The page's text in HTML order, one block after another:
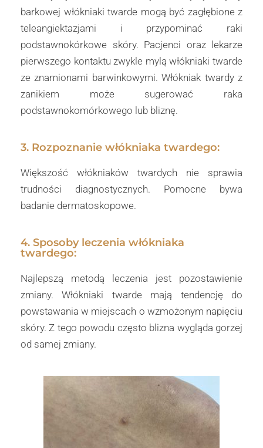
barkowej włókniaki twarde mogą być zagłębione z
teleangiektazjami i przypominać raki
podstawnokórkowe skóry. Pacjenci oraz lekarze
pierwszego kontaktu zwykle mylą włókniaki twarde
ze znamionami barwinkowymi. Włókniak twardy z
zanikiem może sugerować raka
podstawnokomórkowego lub bliznę.
3. Rozpoznanie włókniaka twardego:
Większość włókniaków twardych nie sprawia
trudności diagnostycznych. Pomocne bywa
badanie dermatoskopowe.
4. Sposoby leczenia włókniaka
twardego:
Najlepszą metodą leczenia jest pozostawienie
zmiany. Włókniaki twarde mają tendencję do
powstawania w miejscach o wzmożonym napięciu
skóry. Z tego powodu często blizna wygląda gorzej
od samej zmiany.